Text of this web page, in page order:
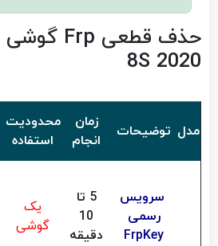
8S 2020
مدل توضیحات
زمان
انجام
محدودیت
استفاده
سرویس
رسمی
FrpKey
5 تا
10
دقیقه
یک
گوشی